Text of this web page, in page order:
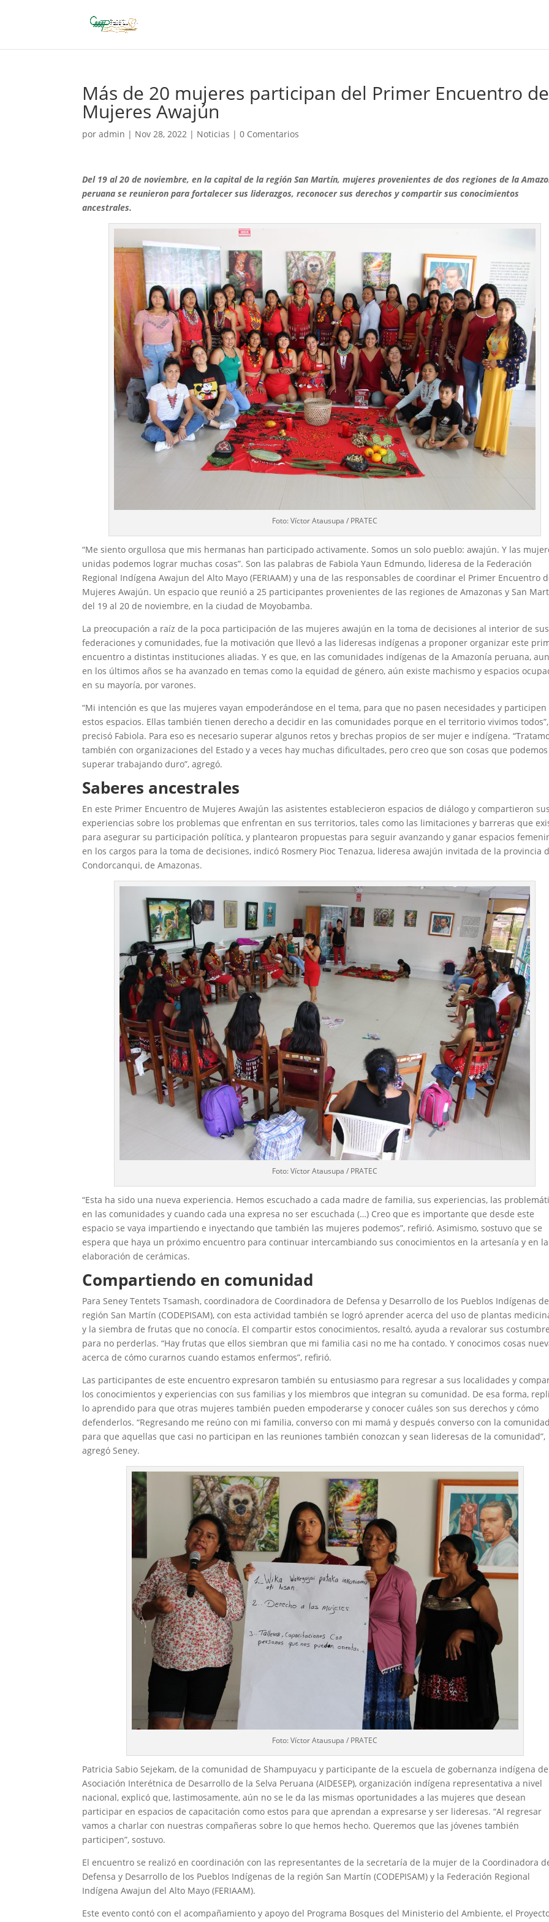
Más de 20 mujeres participan del Primer Encuentro de
Mujeres Awajún
poradmin | Nov 28, 2022 | Noticias |0 Comentarios
Del 19 al 20 de noviembre, en la capital de la región San Martín, mujeres provenientes de dos regiones de la
peruana se reunieron para fortalecer sus liderazgos, reconocer sus derechos y compartir sus conocimientos
ancestrales.
Foto: Víctor Atausupa / PRATEC
“Me siento orgullosa que mis hermanas han participado activamente. Somos un solo pueblo: awajún. Y las
unidas podemos lograr muchas cosas”. Son las palabras de Fabiola Yaun Edmundo, lideresa de la Federación
Regional Indígena Awajun del Alto Mayo (FERIAAM) y una de las responsables de coordinar el Primer Encuentro
Mujeres Awajún. Un espacio que reunió a 25 participantes provenientes de las regiones de Amazonas y San
del 19 al 20 de noviembre, en la ciudad de Moyobamba.
La preocupación a raíz de la poca participación de las mujeres awajún en la toma de decisiones al interior de sus
federaciones y comunidades, fue la motivación que llevó a las lideresas indígenas a proponer organizar este
encuentro a distintas instituciones aliadas. Y es que, en las comunidades indígenas de la Amazonía peruana,
en los últimos años se ha avanzado en temas como la equidad de género, aún existe machismo y espacios
en su mayoría, por varones.
“Mi intención es que las mujeres vayan empoderándose en el tema, para que no pasen necesidades y participen
estos espacios. Ellas también tienen derecho a decidir en las comunidades porque en el territorio vivimos todos”,
precisó Fabiola. Para eso es necesario superar algunos retos y brechas propios de ser mujer e indígena.
también con organizaciones del Estado y a veces hay muchas dificultades, pero creo que son cosas que podemos
superar trabajando duro”, agregó.
Saberes ancestrales
En este Primer Encuentro de Mujeres Awajún las asistentes establecieron espacios de diálogo y compartieron sus
experiencias sobre los problemas que enfrentan en sus territorios, tales como las limitaciones y barreras que
para asegurar su participación política, y plantearon propuestas para seguir avanzando y ganar espacios
en los cargos para la toma de decisiones, indicó Rosmery Pioc Tenazua, lideresa awajún invitada de la provincia
Condorcanqui, de Amazonas.
Foto: Víctor Atausupa / PRATEC
“Esta ha sido una nueva experiencia. Hemos escuchado a cada madre de familia, sus experiencias, las
en las comunidades y cuando cada una expresa no ser escuchada (…) Creo que es importante que desde este
espacio se vaya impartiendo e inyectando que también las mujeres podemos”, refirió. Asimismo, sostuvo que se
espera que haya un próximo encuentro para continuar intercambiando sus conocimientos en la artesanía y en la
elaboración de cerámicas.
Compartiendo en comunidad
Para Seney Tentets Tsamash, coordinadora de Coordinadora de Defensa y Desarrollo de los Pueblos Indígenas
región San Martín (CODEPISAM), con esta actividad también se logró aprender acerca del uso de plantas
y la siembra de frutas que no conocía. El compartir estos conocimientos, resaltó, ayuda a revalorar sus
para no perderlas. “Hay frutas que ellos siembran que mi familia casi no me ha contado. Y conocimos cosas
acerca de cómo curarnos cuando estamos enfermos”, refirió.
Las participantes de este encuentro expresaron también su entusiasmo para regresar a sus localidades y
los conocimientos y experiencias con sus familias y los miembros que integran su comunidad. De esa forma,
lo aprendido para que otras mujeres también pueden empoderarse y conocer cuáles son sus derechos y cómo
defenderlos. “Regresando me reúno con mi familia, converso con mi mamá y después converso con la
para que aquellas que casi no participan en las reuniones también conozcan y sean lideresas de la comunidad”,
agregó Seney.
Foto: Víctor Atausupa / PRATEC
Patricia Sabio Sejekam, de la comunidad de Shampuyacu y participante de la escuela de gobernanza indígena
Asociación Interétnica de Desarrollo de la Selva Peruana (AIDESEP), organización indígena representativa a nivel
nacional, explicó que, lastimosamente, aún no se le da las mismas oportunidades a las mujeres que desean
participar en espacios de capacitación como estos para que aprendan a expresarse y ser lideresas. “Al regresar
vamos a charlar con nuestras compañeras sobre lo que hemos hecho. Queremos que las jóvenes también
participen”, sostuvo.
El encuentro se realizó en coordinación con las representantes de la secretaría de la mujer de la Coordinadora
Defensa y Desarrollo de los Pueblos Indígenas de la región San Martín (CODEPISAM) y la Federación Regional
Indígena Awajun del Alto Mayo (FERIAAM).
Este evento contó con el acompañamiento y apoyo del Programa Bosques del Ministerio del Ambiente, el